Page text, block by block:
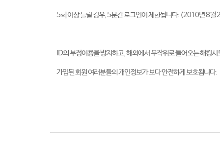
5회 이상 틀릴 경우, 5분간 로그인이 제한됩니다. (2010년 8월
ID의 부정이용을 방지하고, 해외에서 무작위로 들어오는 해킹
가입된 회원 여러분들의 개인정보가 보다 안전하게 보호됩니다.